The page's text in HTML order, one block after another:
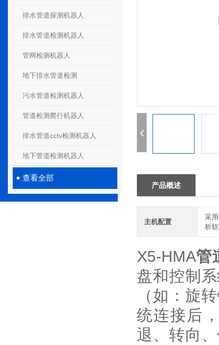
排水管道探测机器人
排水管道检测机器人
管网检测机器人
地下排水管道检测
污水管道检测机器人
管道检测爬行机器人
排水管道cctv检测机器人
地下管道检测机器人
查看全部
产品概述
主机配置
采
析
X5-HMA管
盘和控制
（如：旋
统连接后
退、转向